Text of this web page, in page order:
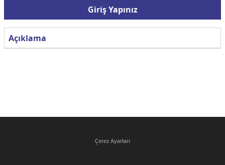
Giriş Yapınız
Açıklama
Çerez Ayarları